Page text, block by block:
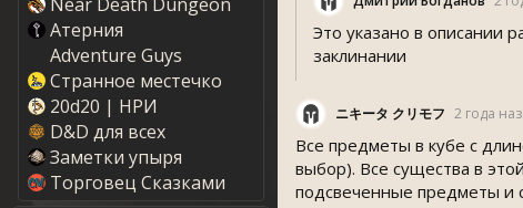
Атерния
Adventure Guy
Странное местечко
20d20 | НРИ
D&D для всех
Заметки упыря
Торговец Сказками
Это указано в описании
заклинании
ニキータ クリモフ 2 года
Все предметы в кубе с
выбор). Все существа в
подсвеченные предметы и